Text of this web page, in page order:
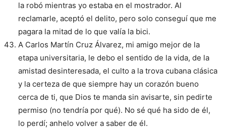
la robó mientras yo estaba en el mostrador. Al
reclamarle, aceptó el delito, pero solo conseguí que me
pagara la mitad de lo que valía la bici.
A Carlos Martín Cruz Álvarez, mi amigo mejor de la
etapa universitaria, le debo el sentido de la vida, de la
amistad desinteresada, el culto a la trova cubana clásica
y la certeza de que siempre hay un corazón bueno
cerca de ti, que Dios te manda sin avisarte, sin pedirte
permiso (no tendría por qué). No sé qué ha sido de él,
lo perdí; anhelo volver a saber de él.